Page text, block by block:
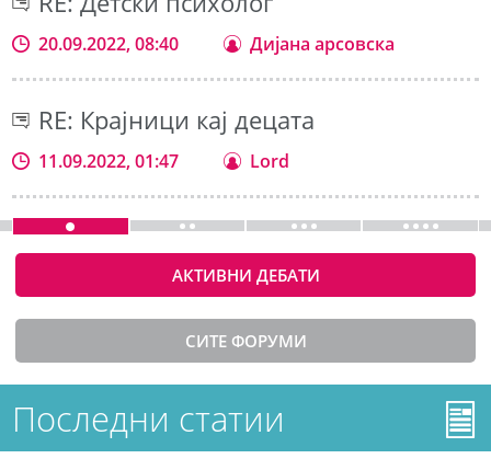
20.09.2022, 08:40 Дијана арсовска
RE: Крајници кај децата
11.09.2022, 01:47 Lord
АКТИВНИ ДЕБАТИ
СИТЕ ФОРУМИ
Последни статии